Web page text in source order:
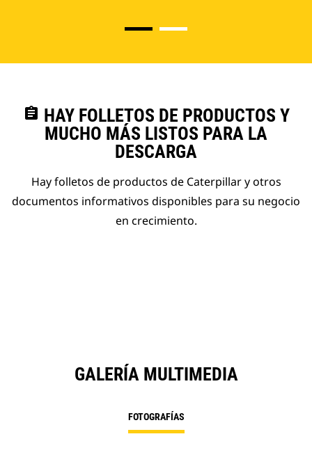
assignment HAY FOLLETOS DE PRODUCTOS Y
MUCHO MÁS LISTOS PARA LA
DESCARGA
Hay folletos de productos de Caterpillar y otros
documentos informativos disponibles para su negocio
en crecimiento.
GALERÍA MULTIMEDIA
FOTOGRAFÍAS